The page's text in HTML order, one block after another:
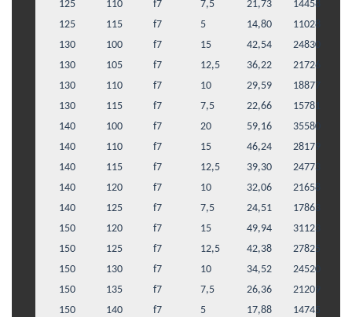
125
110 f7 7,5 21,73
14458
125
115 f7 5 14,80
11028
130
100 f7 15 42,54
24830
130
105 f7 12,5 36,22
21726
130
110 f7 10 29,59
18877
130
115 f7 7,5 22,66
15781
140
100 f7 20 59,16
35580
140
110 f7 15 46,24
28179
140
115 f7 12,5 39,30
24773
140
120 f7 10 32,06
21658
140
125 f7 7,5 24,51
17863
150
120 f7 15 49,94
31123
150
125 f7 12,5 42,38
27825
150
130 f7 10 34,52
24520
150
135 f7 7,5 26,36
21209
150
140 f7 5 17,88
14745